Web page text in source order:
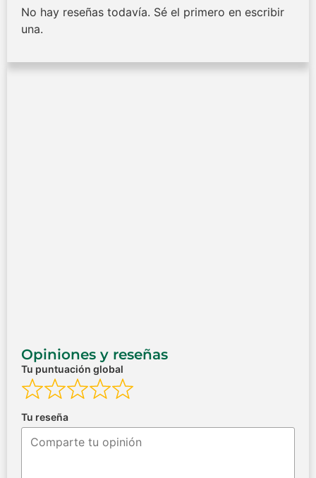
No hay reseñas todavía. Sé el primero en escribir
una.
Opiniones y reseñas
Tu puntuación global
Tu reseña